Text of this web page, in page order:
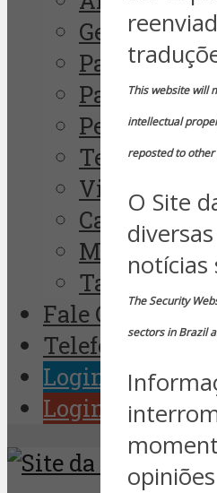
This website will
intellectual
reposted to
O Site
notícias
The Security
sectors in Brazil
Gerson
Paulo
Paulo
Peter
Telius
Vinícius
Camilo
Milton
Talvane de
Fale Conosco
Telefones Úteis
Login Clientes
Login